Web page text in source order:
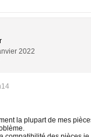
2022
la plupart de mes